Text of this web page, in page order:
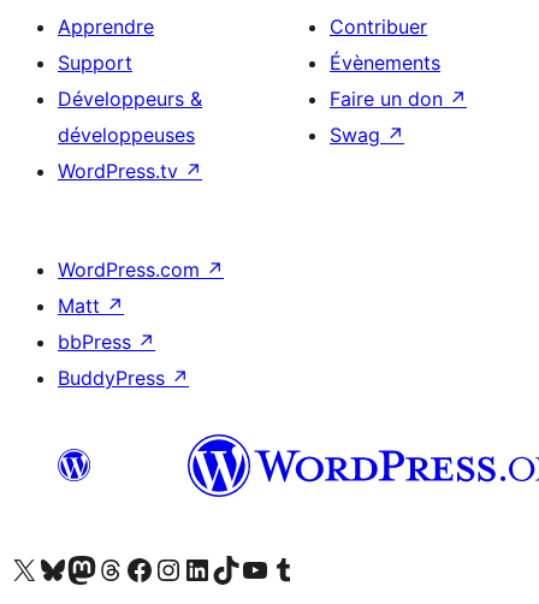
Apprendre
Support
Développeurs &
développeuses
WordPress.tv ↗
Contribuer
Évènements
Faire un don ↗
Swag ↗
WordPress.com ↗
Matt ↗
bbPress ↗
BuddyPress ↗
Visitez notre compte X (précédemment Twitter)
Visiter notre compte Bluesky
Visiter notre compte Mastodon
Visiter notre compte Threads
Consulter notre compte Facebook
Consulter notre compte Instagram
Consulter notre compte LinkedIn
Visiter notre compte TokTok
Visiter notre chaîne YouTube
Visiter notre compte Tumblr